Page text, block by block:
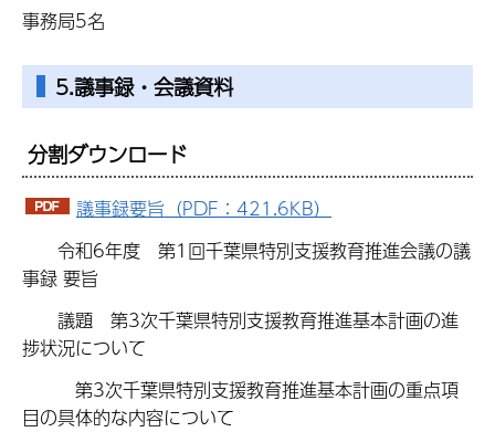
事務局5名
5.議事録・会議資料
分割ダウンロード
議事録要旨（PDF：421.6KB）
令和6年度 第1回千葉県特別支援教育推進会議の議
事録 要旨
議題 第3次千葉県特別支援教育推進基本計画の進
捗状況について
第3次千葉県特別支援教育推進基本計画の重点項
目の具体的な内容について